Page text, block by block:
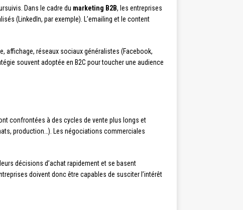
Dans le cadre du marketing B2B, les entreprises
(LinkedIn, par exemple). L’emailing et le content
affichage, réseaux sociaux généralistes (Facebook,
souvent adoptée en B2C pour toucher une audience
confrontées à des cycles de vente plus longs et
production…). Les négociations commerciales
décisions d’achat rapidement et se basent
doivent donc être capables de susciter l’intérêt